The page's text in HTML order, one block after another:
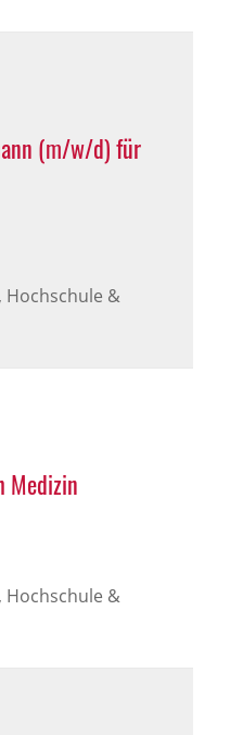
(m/w/d) für
Hochschule &
Medizin
Hochschule &